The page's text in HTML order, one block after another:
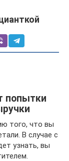
попытки
того, что вы
В случае с
узнать, вы